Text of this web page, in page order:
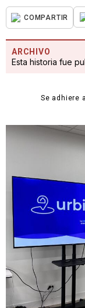
COMPARTIR
ARCHIVO
Esta historia fue
Se adhiere